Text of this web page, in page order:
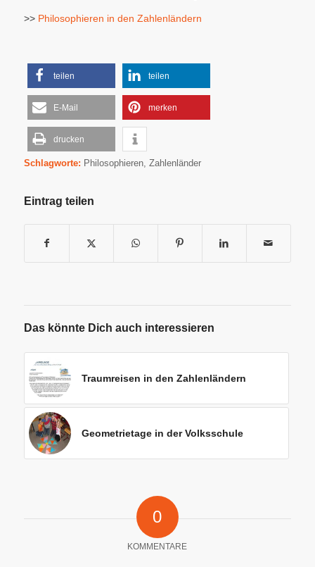
>> Philosophieren in den Zahlenländern
teilen teilen
E-Mail merken
drucken
Schlagworte: Philosophieren, Zahlenländer
Eintrag teilen
Das könnte Dich auch interessieren
Traumreisen in den Zahlenländern
Geometrietage in der Volksschule
0
KOMMENTARE